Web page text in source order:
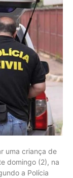
uma criança de
domingo (2), na
a Polícia